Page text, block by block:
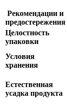
Рекомендации и
предостережения
Целостность
упаковки
Условия
хранения
Естественная
усадка продукта